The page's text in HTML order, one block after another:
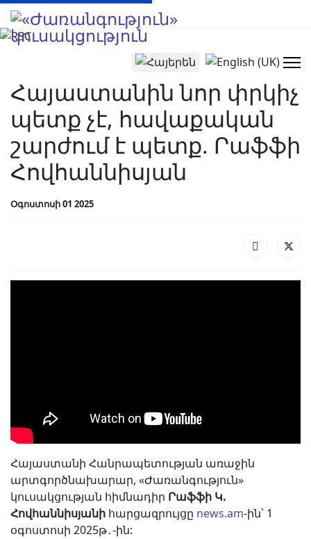
Select your language
Հայաստանին նոր փրկիչ
պետք չէ, հավաքական
շարժում է պետք. Րաֆֆի
Հովհաննիսյան
Օգոստոսի 01 2025
Հայաստանի Հանրապետության առաջին
արտգործնախարար, «Ժառանգություն»
կուսակցության հիմնադիր Րաֆֆի Կ.
Հովհաննիսյանի հարցազրույցը news.am-ին՝ 1
օգոստոսի 2025թ․-ին: